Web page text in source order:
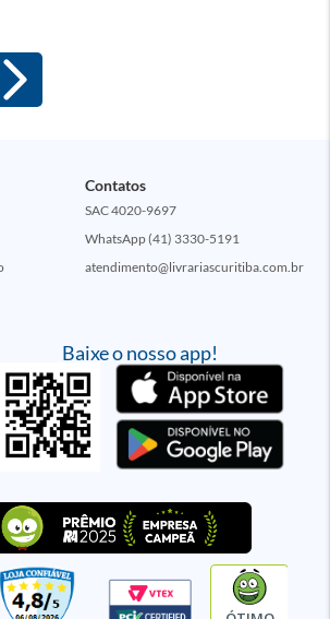
Baixe o nosso app!
Contatos
SAC 4020-9697
WhatsApp (41) 3330-5191
atendimento@livrariascuritiba.com.br